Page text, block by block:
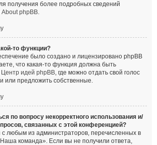
получения более подробных сведений
About phpBB.
то функции?
было создано и лицензировано phpBB
что какая-то функция должна быть
Центр идей phpBB, где можно отдать свой голос
или предложить собственные.
по вопросу некорректного использования и/
связанных с этой конференцией?
с любым из администраторов, перечисленных в
команда». Если вы не получили ответа,